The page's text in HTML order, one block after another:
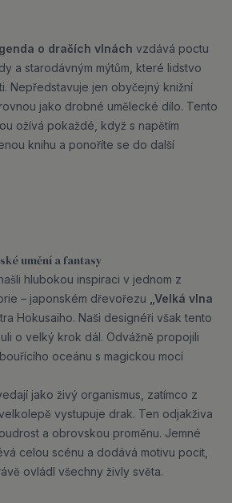
o dračích vlnách vzdává poctu
a starodávným mýtům, které lidstvo
Nepředstavuje jen obyčejný knižní
jako drobné umělecké dílo. Tento
ožívá pokaždé, když s napětím
knihu a ponoříte se do další
umění a fantasy
hlubokou inspiraci v jednom z
– japonském dřevořezu
„Velká vlna
Hokusaiho. Naši designéři však tento
o velký krok dál. Odvážně propojili
oceánu s magickou mocí
jako živý organismus, zatímco z
vystupuje drak. Ten odjakživa
a obrovskou proměnu. Jemné
celou scénu a dodává motivu pocit,
ovládl všechny živly světa.